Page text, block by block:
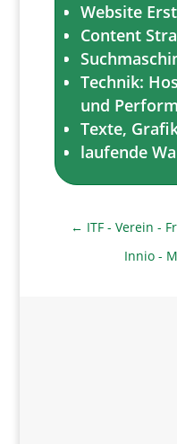
Website
Content
Technik:
und
Texte,
laufende
← ITF - Verein -
Innio -